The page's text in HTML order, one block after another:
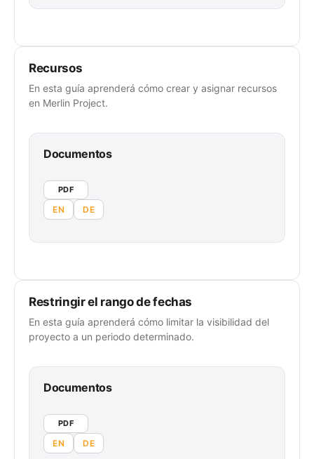
Recursos
En esta guía aprenderá cómo crear y asignar recursos
en Merlin Project.
Documentos
PDF
EN DE
Restringir el rango de fechas
En esta guía aprenderá cómo limitar la visibilidad del
proyecto a un periodo determinado.
Documentos
PDF
EN DE